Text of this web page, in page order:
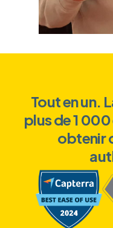
Tout en un.
plus de 1
obtenir